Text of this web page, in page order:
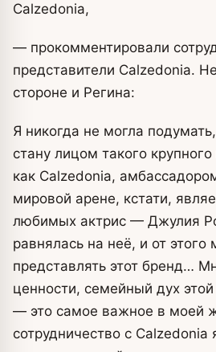
Calzedonia,
— прокомментировали
представители Calzedonia.
стороне и Регина:
Я никогда не могла
стану лицом такого
как Calzedonia,
мировой арене, кстати,
любимых актрис — Джулия
равнялась на неё, и от
представлять этот бренд…
ценности, семейный дух
— это самое важное в моей
сотрудничество с Calzedonia